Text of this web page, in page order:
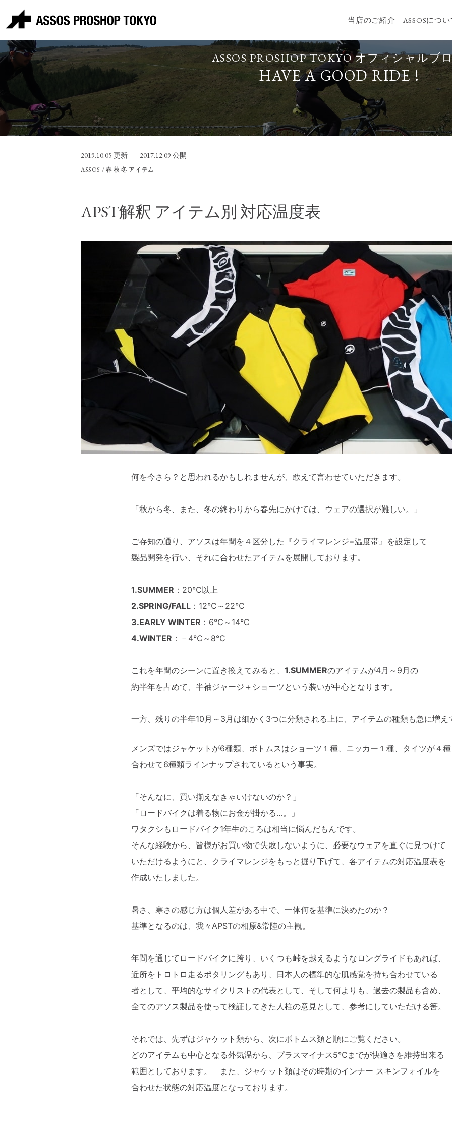
当店のご紹介 ASSOSについ
ASSOS PROSHOP TOKYOオフィシャルブ
HAVE A GOOD RIDE !
2019.10.05 更新 2017.12.09 公開
ASSOS / 春 秋 冬 アイテム
APST解釈 アイテム別 対応温度表
何を今さら？と思われるかもしれませんが、敢えて言わせていただきます。
「秋から冬、また、冬の終わりから春先にかけては、ウェアの選択が難しい。」
ご存知の通り、アソスは年間を４区分した『クライマレンジ=温度帯』を設定して
製品開発を行い、それに合わせたアイテムを展開しております。
1.SUMMER ：20℃以上
2.SPRING/FALL ：12℃～22℃
3.EARLY WINTER ：6℃～14℃
4.WINTER ：－4℃～8℃
これを年間のシーンに置き換えてみると、 1.SUMMERのアイテムが4月～9月の
約半年を占めて、半袖ジャージ＋ショーツという装いが中心となります。
一方、残りの半年10月～3月は細かく3つに分類される上に、アイテムの種類も急に増え
メンズではジャケットが6種類、ボトムスはショーツ１種、ニッカー１種、タイツが４種
合わせて6種類ラインナップされているという事実。
「そんなに、買い揃えなきゃいけないのか？」
「ロードバイクは着る物にお金が掛かる…。」
ワタクシもロードバイク1年生のころは相当に悩んだもんです。
そんな経験から、皆様がお買い物で失敗しないように、必要なウェアを直ぐに見つけて
いただけるようにと、クライマレンジをもっと掘り下げて、各アイテムの対応温度表を
作成いたしました。
暑さ、寒さの感じ方は個人差がある中で、一体何を基準に決めたのか？
基準となるのは、我々APSTの相原&常陸の主観。
年間を通じてロードバイクに跨り、いくつも峠を越えるようなロングライドもあれば、
近所をトロトロ走るポタリングもあり、日本人の標準的な肌感覚を持ち合わせている
者として、平均的なサイクリストの代表として、そして何よりも、過去の製品も含め、
全てのアソス製品を使って検証してきた人柱の意見として、参考にしていただける筈。
それでは、先ずはジャケット類から、次にボトムス類と順にご覧ください。
どのアイテムも中心となる外気温から、プラスマイナス5℃までが快適さを維持出来る
範囲としております。 また、ジャケット類はその時期のインナー スキンフォイルを
合わせた状態の対応温度となっております。